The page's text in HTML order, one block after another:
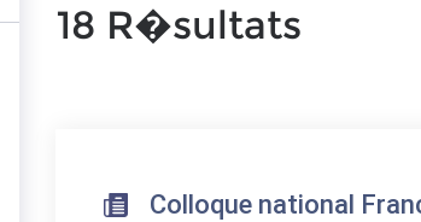
18 R�sultats
Colloque national